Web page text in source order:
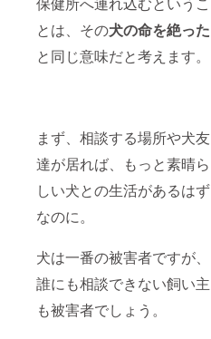
とは、その犬の命を絶った
と同じ意味だと考えます。
まず、相談する場所や犬友
達が居れば、もっと素晴ら
しい犬との生活があるはず
なのに。
犬は一番の被害者ですが、
誰にも相談できない飼い主
も被害者でしょう。